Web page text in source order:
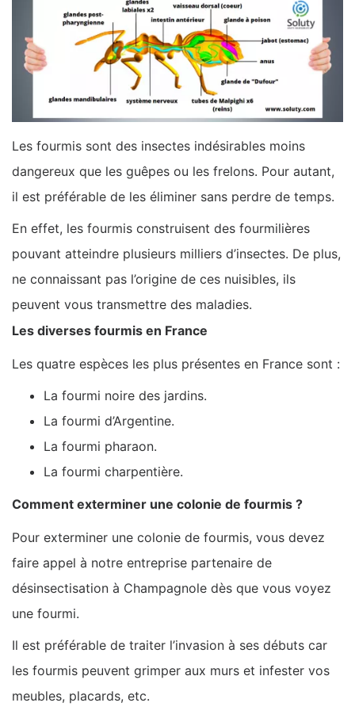
Les fourmis sont des insectes indésirables moins
dangereux que les guêpes ou les frelons. Pour autant,
il est préférable de les éliminer sans perdre de temps.
En effet, les fourmis construisent des fourmilières
pouvant atteindre plusieurs milliers d’insectes. De plus,
ne connaissant pas l’origine de ces nuisibles, ils
peuvent vous transmettre des maladies.
Les diverses fourmis en France
Les quatre espèces les plus présentes en France sont :
La fourmi noire des jardins.
La fourmi d’Argentine.
La fourmi pharaon.
La fourmi charpentière.
Comment exterminer une colonie de fourmis ?
Pour exterminer une colonie de fourmis, vous devez
faire appel à notre entreprise partenaire de
désinsectisation à Champagnole dès que vous voyez
une fourmi.
Il est préférable de traiter l’invasion à ses débuts car
les fourmis peuvent grimper aux murs et infester vos
meubles, placards, etc.